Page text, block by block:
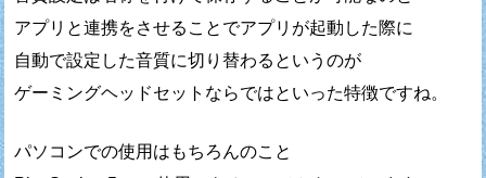
アプリと連携をさせることでアプリが起動した際に
自動で設定した音質に切り替わるというのが
ゲーミングヘッドセットならではといった特徴ですね。
パソコンでの使用はもちろんのこと